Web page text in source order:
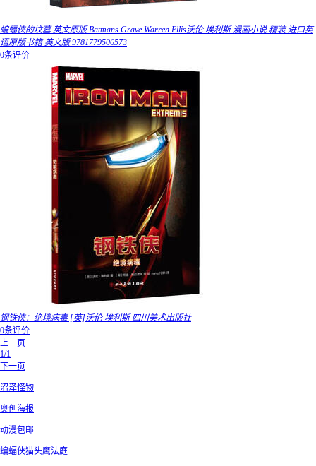
蝙蝠侠的坟墓 英文原版 Batmans Grave Warren Ellis沃伦·埃利斯 漫画小说 精装 进口英
语原版书籍 英文版 9781779506573
0条评价
钢铁侠：绝境病毒 [英]沃伦·埃利斯 四川美术出版社
0条评价
上一页
1/1
下一页
沼泽怪物
奥创海报
动漫包邮
蝙蝠侠猫头鹰法庭